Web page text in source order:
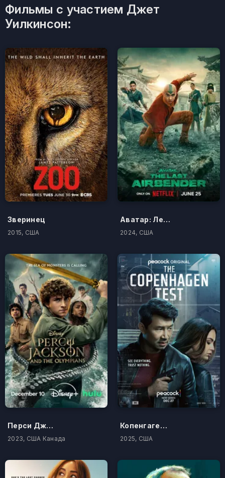
Фильмы с участием Джет
Уилкинсон:
Зверинец
2015, США
Аватар: Легенда об Аанге
2024, США
Перси Джексон и Олимпийцы
2023, США Канада
Копенгагенский тест
2025, США